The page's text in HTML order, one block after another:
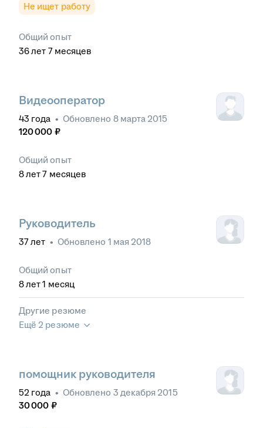
Не ищет работу
Общий опыт
36лет 7 месяцев
Видеооператор
43 года • Обновлено 8 марта 2015
120 000 ₽
Общий опыт
8лет 7 месяцев
Руководитель
37лет • Обновлено 1 мая 2018
Общий опыт
8лет 1 месяц
Другие резюме
Ещё 2 резюме
помощник руководителя
52 года • Обновлено 3 декабря 2015
30 000 ₽